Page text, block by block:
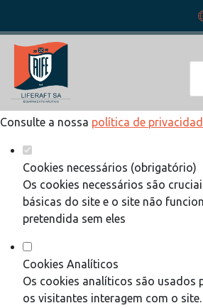
Defina as suas
para este website.
Este website utiliza cookies
analíticos e funcionais, para lhe
de navegação e acesso a todas as
Consulte a nossa política de
Cookies necessários (obrigatório)
Os cookies necessários são
básicas do site e o site não
pretendida sem eles
Cookies Analíticos
Os cookies analíticos são usados
os visitantes interagem com o